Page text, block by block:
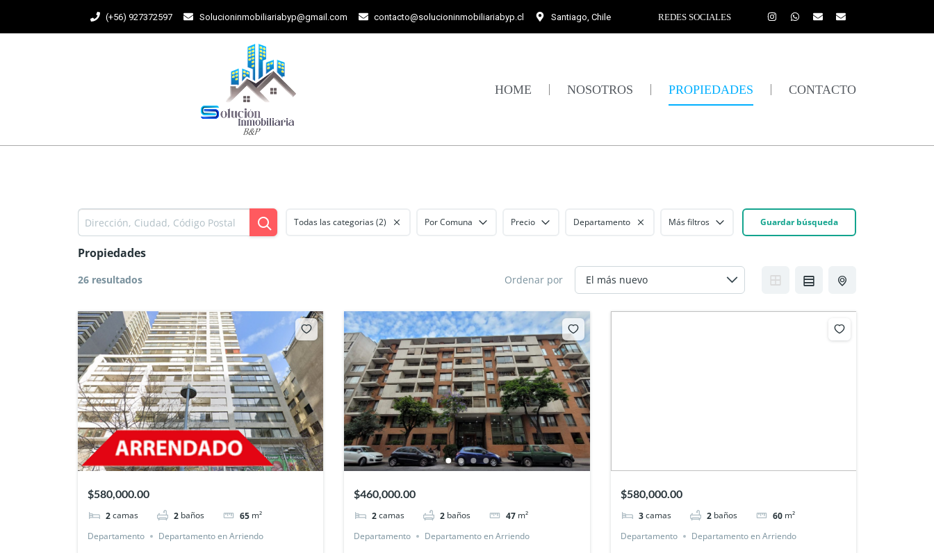
(+56) 927372597 Solucioninmobiliariabyp@gmail.com contacto@solucioninmobiliariabyp.cl Santiago, Chile REDES SOCIALES
HOME NOSOTROS PROPIEDADES CONTACTO
Guardar búsqueda
Todas las categorias (2) Por Comuna Precio Departamento Más filtros
Propiedades
26 resultados Ordenar por
$580,000.00
2camas 2 baños 65 m²
Departamento
Departamento en Arriendo
$460,000.00
2camas 2 baños 47 m²
Departamento
Departamento en Arriendo
$580,000.00
3camas 2baños 60m²
Departamento
Departamento en Arriendo